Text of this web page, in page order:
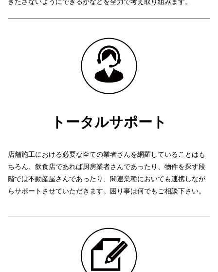
トータルサポート
店舗施工における必要な全ての業者さんを網羅していることはも
ちろん、飲食店であれば厨房業者さんであったり、物件を探す段
階では不動産屋さんであったり、関連業種においても連携しなが
らサポートさせていただきます。 困り事は何でもご相談下さい。